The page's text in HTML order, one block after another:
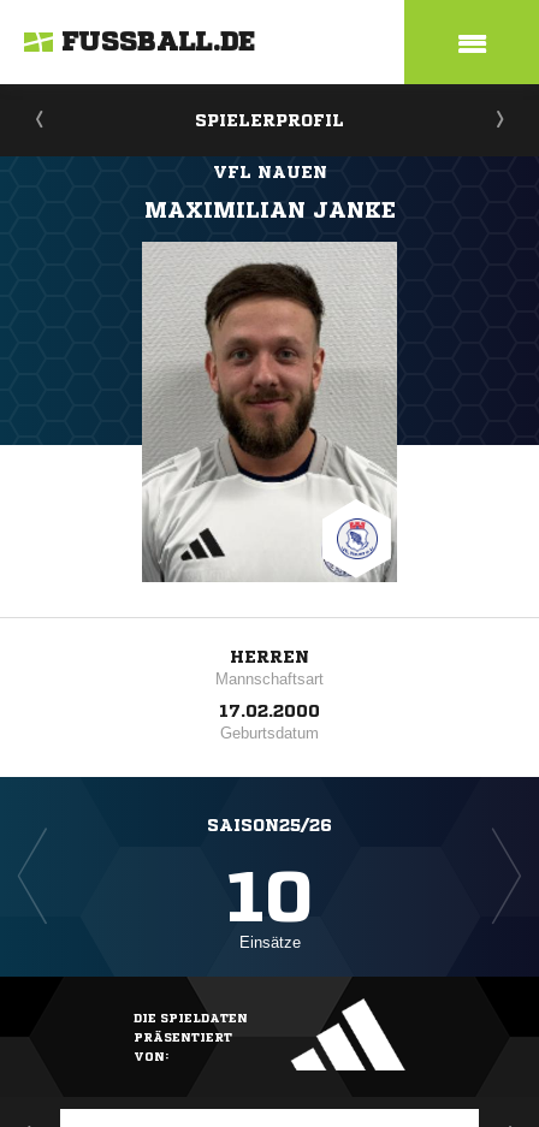
FUSSBALL.DE
SPIELERPROFIL
VFL NAUEN
MAXIMILIAN JANKE
HERREN
Mannschaftsart
17.02.2000
Geburtsdatum
SAISON25/26
10
Einsätze
DIE SPIELDATEN
PRÄSENTIERT
VON: